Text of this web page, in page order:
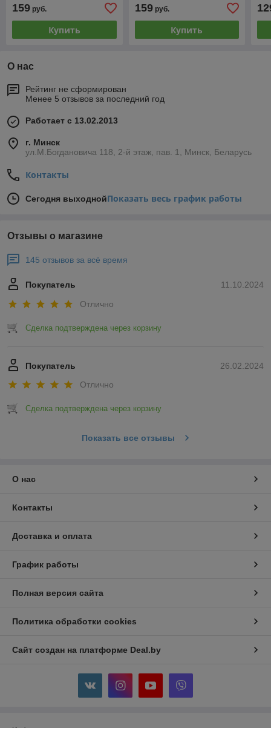
159 руб.
Купить
159руб.
Купить
О нас
Рейтинг не сформирован
Менее 5 отзывов за последний год
Работает с 13.02.2013
г. Минск
ул.М.Богдановича 118, 2-й этаж, пав. 1, Минск, Беларусь
Контакты
Сегодня выходнойПоказать весь график работы
Отзывы о магазине
145 отзывов за всё время
11.10.2024
Покупатель
Отлично
Сделка подтверждена через корзину
26.02.2024
Покупатель
Отлично
Сделка подтверждена через корзину
Показать все отзывы
О нас
Контакты
Доставка и оплата
График работы
Полная версия сайта
Политика обработки cookies
Сайт создан на платформе Deal.by
Информация для покупателя